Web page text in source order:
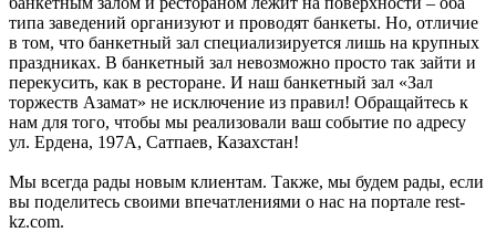
типа заведений организуют и проводят банкеты. Но, отличие
в том, что банкетный зал специализируется лишь на крупных
праздниках. В банкетный зал невозможно просто так зайти и
перекусить, как в ресторане. И наш банкетный зал «Зал
торжеств Азамат» не исключение из правил! Обращайтесь к
нам для того, чтобы мы реализовали ваш событие по адресу
ул. Ердена, 197А, Сатпаев, Казахстан!
Мы всегда рады новым клиентам. Также, мы будем рады, если
вы поделитесь своими впечатлениями о нас на портале rest-
kz.com.